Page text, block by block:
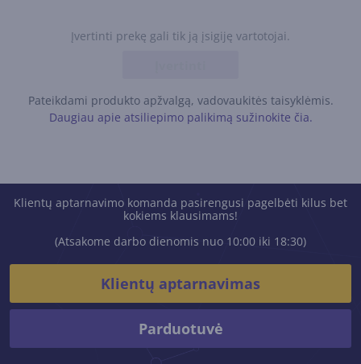
Įvertinti prekę gali tik ją įsigiję vartotojai.
Pateikdami produkto apžvalgą, vadovaukitės taisyklėmis.
Daugiau apie atsiliepimo palikimą sužinokite čia.
Klientų aptarnavimo komanda pasirengusi pagelbėti kilus bet
kokiems klausimams!
(Atsakome darbo dienomis nuo 10:00 iki 18:30)
Klientų aptarnavimas
Parduotuvė